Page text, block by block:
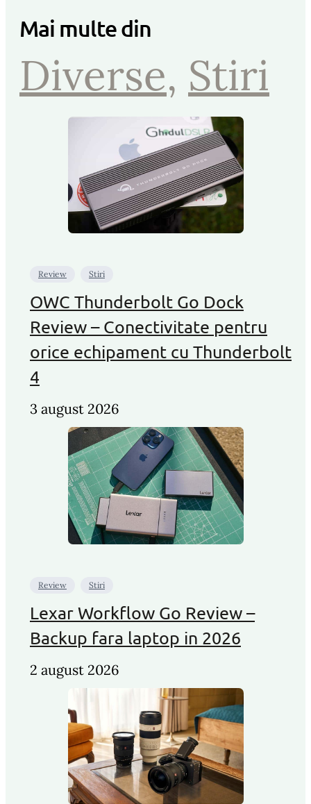
Mai multe din
Diverse, Stiri
Review Stiri
OWC Thunderbolt Go Dock
Review – Conectivitate pentru
orice echipament cu Thunderbolt
4
3 august 2026
Review Stiri
Lexar Workflow Go Review –
Backup fara laptop in 2026
2 august 2026